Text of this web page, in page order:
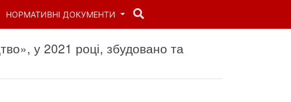
НОРМАТИВНІ ДОКУМЕНТИ
у 2021 році, збудовано та